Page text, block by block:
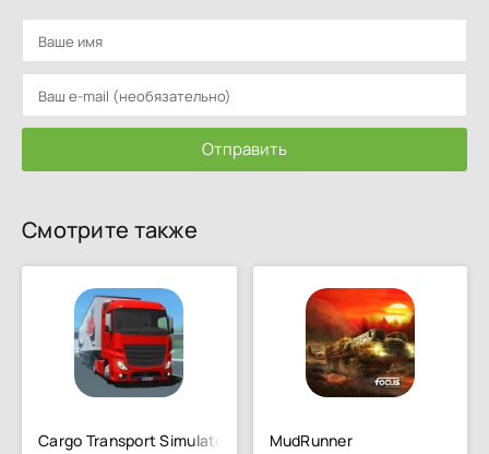
Отправить
Смотрите также
Cargo Transport Simulator MudRunner